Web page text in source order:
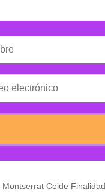
Montserrat Ceide